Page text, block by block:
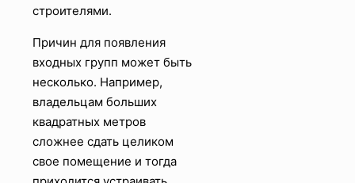
строителями.
Причин для появления
входных групп может быть
несколько. Например,
владельцам больших
квадратных метров
сложнее сдать целиком
свое помещение и тогда